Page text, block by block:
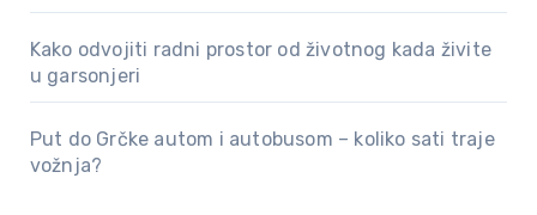
Kako odvojiti radni prostor od životnog kada živite
u garsonjeri
Put do Grčke autom i autobusom – koliko sati traje
vožnja?